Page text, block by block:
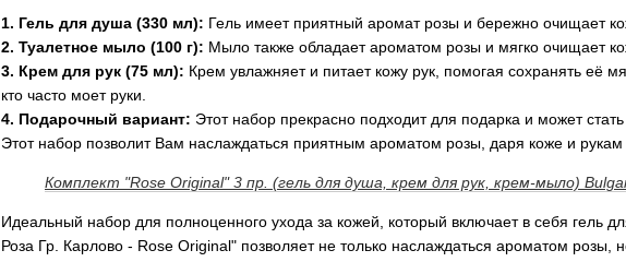
1. Гель для душа (330 мл): Гель имеет приятный аромат розы и бережно очищает
2. Туалетное мыло (100 г): Мыло также обладает ароматом розы и мягко очищает
3. Крем для рук (75 мл): Крем увлажняет и питает кожу рук, помогая сохранять её
кто часто моет руки.
4. Подарочный вариант: Этот набор прекрасно подходит для подарка и может
Этот набор позволит Вам наслаждаться приятным ароматом розы, даря коже и рукам
Комплект "Rose Original" 3 пр. (гель для душа, крем для рук, крем-мыло)
Идеальный набор для полноценного ухода за кожей, который включает в себя гель
Роза Гр. Карлово - Rose Original" позволяет не только наслаждаться ароматом